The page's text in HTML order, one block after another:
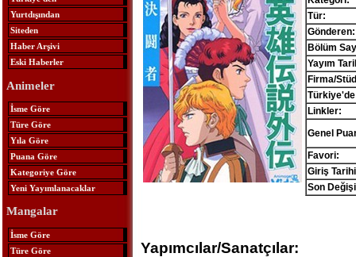
Yurtdışından
Siteden
Haber Arşivi
Eski Haberler
Animeler
İsme Göre
Türe Göre
Yıla Göre
Puana Göre
Kategoriye Göre
Yeni Yayımlanacaklar
Mangalar
İsme Göre
Türe Göre
Tür:
Gönderen:
Bölüm
Yayım
Firma/
Linkler:
Genel
Favori:
Giriş
Son
Yapımcılar/Sanatçılar: